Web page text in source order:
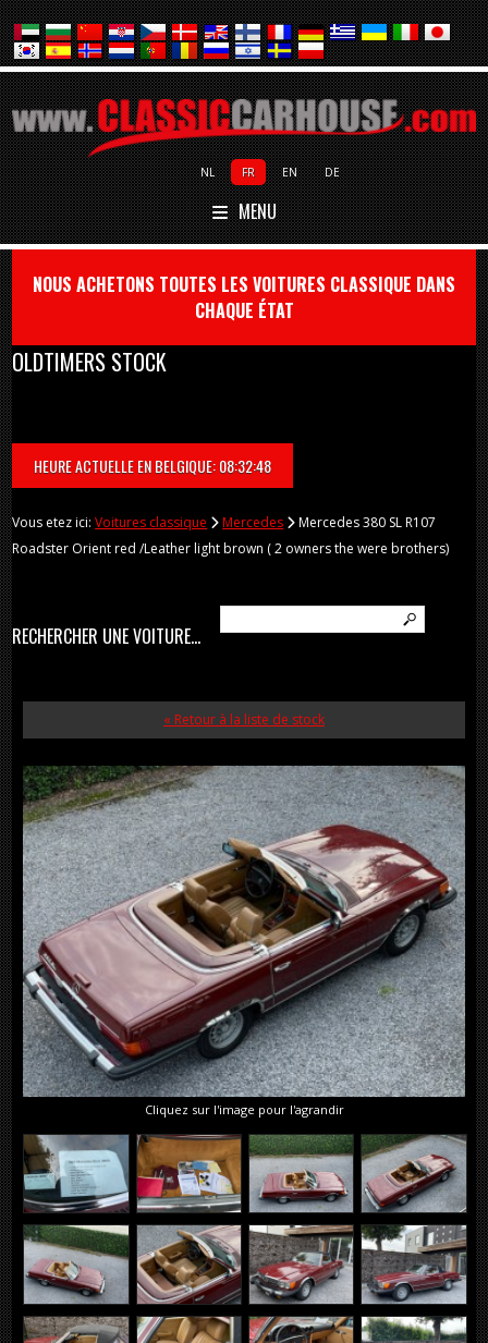
NL FR EN DE
MENU
NOUS ACHETONS TOUTES LES VOITURES CLASSIQUE DANS
CHAQUE ÉTAT
OLDTIMERS STOCK
HEURE ACTUELLE EN BELGIQUE: 08:32:48
Vous etez ici:Voitures classique Mercedes
Mercedes 380 SL R107
Roadster Orient red /Leather light brown ( 2 owners the were brothers)
RECHERCHER UNE VOITURE...
« Retour à la liste de stock
Cliquez sur l'image pour l'agrandir